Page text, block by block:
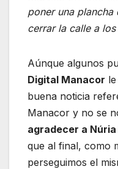
poner una
cerrar la calle a
Aúnque algunos
Digital Manacor
buena noticia
Manacor y no se
agradecer a
que al final, como
perseguimos el